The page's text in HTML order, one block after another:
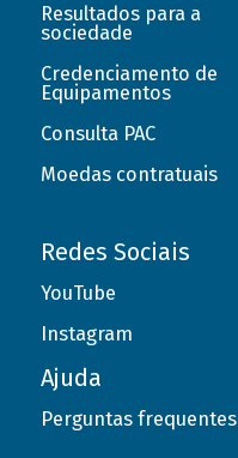
Resultados para a
sociedade
Credenciamento de
Equipamentos
Consulta PAC
Moedas contratuais
Redes Sociais
YouTube
Instagram
Ajuda
Perguntas frequentes